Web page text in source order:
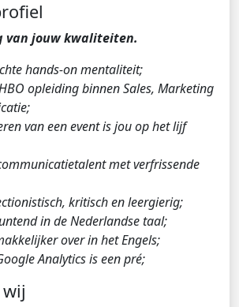
van jouw kwaliteiten.
hands-on mentaliteit;
opleiding binnen Sales, Marketing
van een event is jou op het lijf
met verfrissende
kritisch en leergierig;
in de Nederlandse taal;
over in het Engels;
Analytics is een pré;